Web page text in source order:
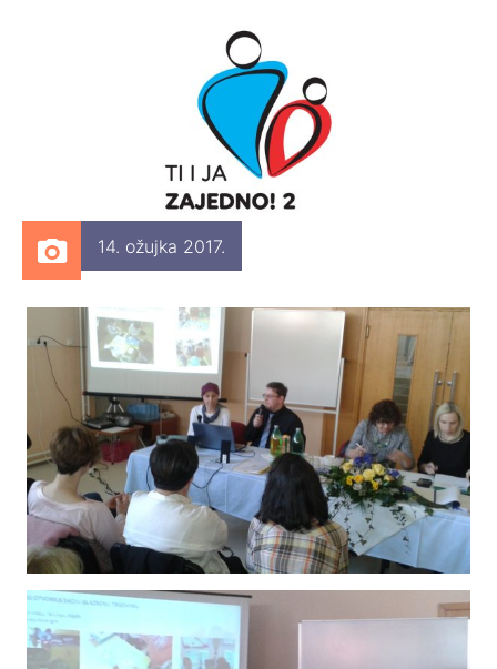
14. ožujka 2017.